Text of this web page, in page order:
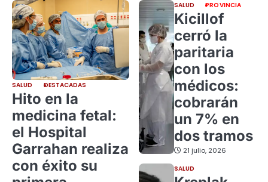
SALUD DESTACADAS
Hito en la
medicina fetal:
el Hospital
Garrahan realiza
con éxito su
SALUD PROVINCIA
Kicillof
cerró la
paritaria
con los
médicos:
cobrarán
un 7% en
dos tramos
21 julio, 2026
SALUD